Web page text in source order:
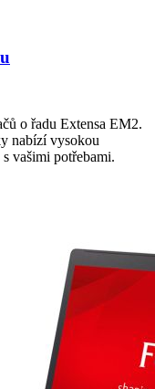
o řadu Extensa EM2.
nabízí vysokou
vašimi potřebami.